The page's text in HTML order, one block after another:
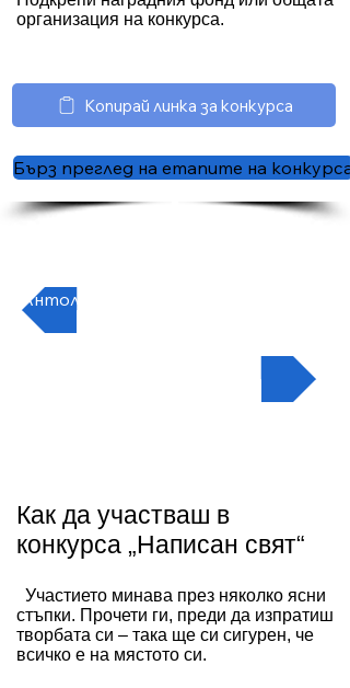
организация на конкурса.
Копирай линка за конкурса
Бърз преглед на етапите на конкурса
Антология — Написан свят 2025
Как да участваш в
конкурса „Написан свят“
Участието минава през няколко ясни
стъпки. Прочети ги, преди да изпратиш
творбата си – така ще си сигурен, че
всичко е на мястото си.